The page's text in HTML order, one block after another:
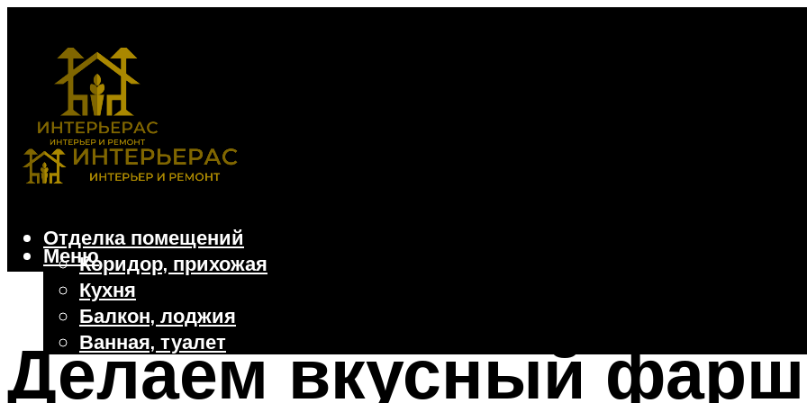
Отделка помещений
Коридор, прихожая
Кухня
Балкон, лоджия
Ванная, туалет
Дачные и частные дома
Отделочные материалы
Меню
Делаем вкусный